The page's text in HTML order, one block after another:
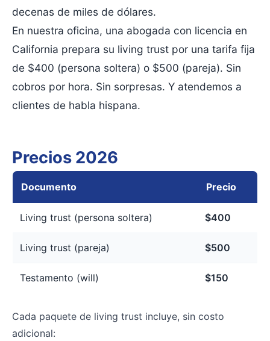
decenas de miles de dólares.
En nuestra oficina, una abogada con licencia en
California prepara su living trust por una tarifa fija
de $400 (persona soltera) o $500 (pareja). Sin
cobros por hora. Sin sorpresas. Y atendemos a
clientes de habla hispana.
Precios 2026
Documento Precio
Living trust (persona soltera) $400
Living trust (pareja) $500
Testamento (will) $150
Cada paquete de living trust incluye, sin costo
adicional: